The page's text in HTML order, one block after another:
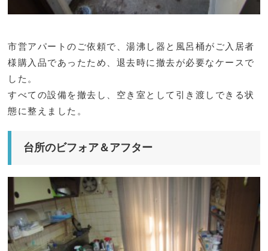
市営アパートのご依頼で、湯沸し器と風呂桶がご入居者
様購入品であったため、退去時に撤去が必要なケースで
した。
すべての設備を撤去し、空き室として引き渡しできる状
態に整えました。
台所のビフォア＆アフター